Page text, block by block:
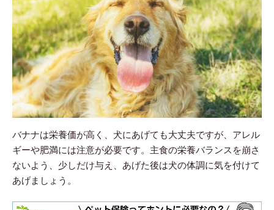
バナナは栄養価が高く、犬にあげても大丈夫ですが、アレル
ギーや肥満には注意が必要です。主食の栄養バランスを崩さ
ないよう、少しだけ与え、あげた後は犬の体調に気を付けて
あげましょう。